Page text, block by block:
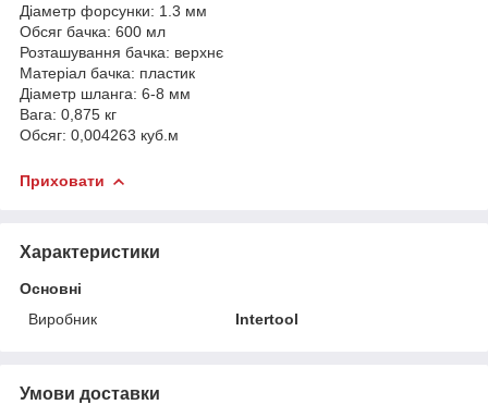
Діаметр форсунки: 1.3 мм
Обсяг бачка: 600 мл
Розташування бачка: верхнє
Матеріал бачка: пластик
Діаметр шланга: 6-8 мм
Вага: 0,875 кг
Обсяг: 0,004263 куб.м
Приховати
Характеристики
Основні
Виробник
Intertool
Умови доставки